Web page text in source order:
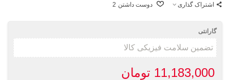
اشتراک گذاری
دوست داشتن 2
گارانتی
11,183,000 تومان